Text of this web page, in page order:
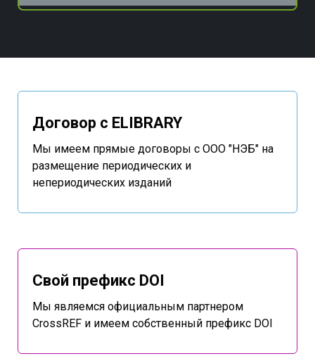
Договор с ELIBRARY
Мы имеем прямые договоры с ООО "НЭБ" на
размещение периодических и
непериодических изданий
Свой префикс DOI
Мы являемся официальным партнером
CrossREF и имеем собственный префикс DOI